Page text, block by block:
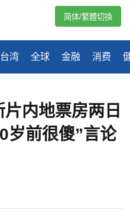
台湾 全球 金融 消费
简体/繁體切換
内地票房两日
岁前很傻”言论